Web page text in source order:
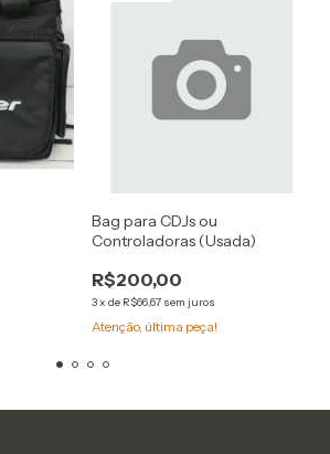
Bag para CDJs ou
Controladoras (Usada)
R$200,00
3x de R$66,67 sem juros
Atenção, última peça!